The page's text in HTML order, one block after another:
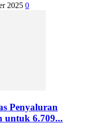
2025 0
Penyaluran
untuk 6.709...